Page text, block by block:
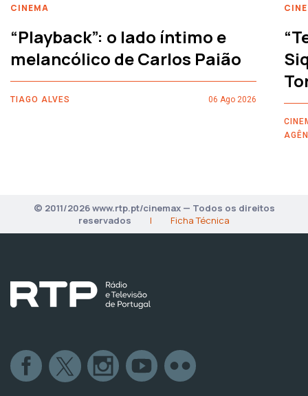
CINEMA
“Playback”: o lado íntimo e
melancólico de Carlos Paião
TIAGO ALVES 06 Ago 2026
© 2011/2026 www.rtp.pt/cinemax — Todos os direitos
reservados
| Ficha Técnica